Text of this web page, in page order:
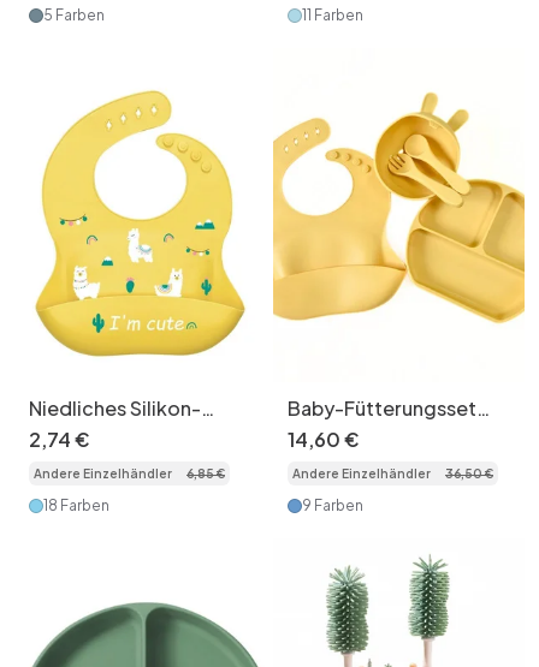
5 Farben 11 Farben
Niedliches Silikon-
Lätzchen mit
Tiermotiven –
wasserdicht und
verstellbar
2,74€
Andere Einzelhändler 6,85€
18 Farben
Baby-Fütterungsset
aus Silikon mit
Saugnapfplatte und
Lätzchen – 5-teilig
14,60€
Andere Einzelhändler 36,50€
9 Farben